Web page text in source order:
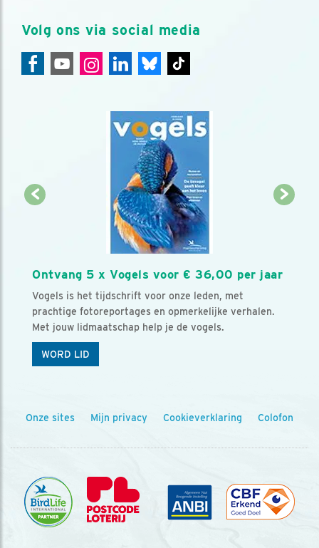
Volg ons via social media
Ontvang 5 x Vogels voor € 36,00 per jaar
Vogels is het tijdschrift voor onze leden, met
prachtige fotoreportages en opmerkelijke verhalen.
Met jouw lidmaatschap help je de vogels.
WORD LID
Onze sites Mijn privacy Cookieverklaring Colofon